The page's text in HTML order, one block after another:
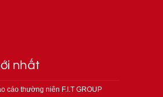
nhất
cáo thường niên F.I.T GROUP